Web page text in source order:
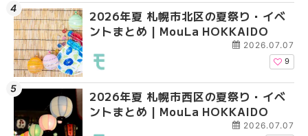
2026年夏 札幌市北区の夏祭り・イベ
ントまとめ | MouLa HOKKAIDO
2026.07.07
9
2026年夏 札幌市西区の夏祭り・イベ
ントまとめ | MouLa HOKKAIDO
2026.07.07
2026年夏 札幌市北区
ントまとめ | MouLa
2026年夏 札幌市豊平
ベントまとめ |
2026年夏 札幌市西区
ントまとめ | MouLa
2026年夏 札幌市清田
ベントまとめ |